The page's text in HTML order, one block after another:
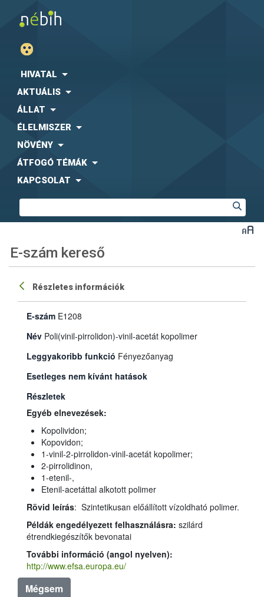
HIVATAL
AKTUÁLIS
ÁLLAT
ÉLELMISZER
NÖVÉNY
ÁTFOGÓ TÉMÁK
KAPCSOLAT
E-szám kereső
Részletes információk
E-szám E1208
Név Poli(vinil-pirrolidon)-vinil-acetát kopolimer
Leggyakoribb funkció Fényezőanyag
Esetleges nem kívánt hatások
Részletek
Egyéb elnevezések:
Kopolividon;
Kopovidon;
1-vinil-2-pirrolidon-vinil-acetát kopolimer;
2-pirrolidinon,
1-etenil-,
Etenil-acetáttal alkotott polimer
Rövid leírás: Szintetikusan előállított vízoldható polimer.
Példák engedélyezett felhasználásra: szilárd
étrendkiegészítők bevonatai
További információ (angol nyelven):
http://www.efsa.europa.eu/
Mégsem